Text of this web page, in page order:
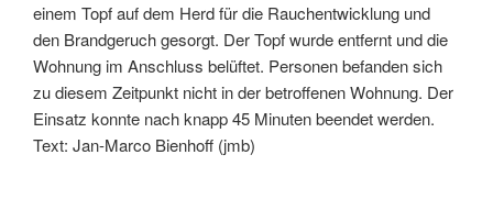
einem Topf auf dem Herd für die Rauchentwicklung und
den Brandgeruch gesorgt. Der Topf wurde entfernt und die
Wohnung im Anschluss belüftet. Personen befanden sich
zu diesem Zeitpunkt nicht in der betroffenen Wohnung. Der
Einsatz konnte nach knapp 45 Minuten beendet werden.
Text: Jan-Marco Bienhoff (jmb)